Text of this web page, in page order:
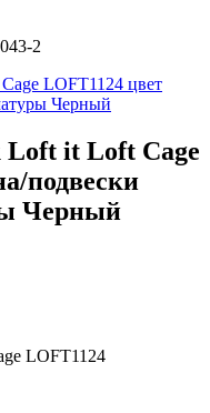
2
Loft it Loft Cage
подвески
Черный
LOFT1124